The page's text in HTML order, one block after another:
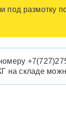
под размотку
на складе